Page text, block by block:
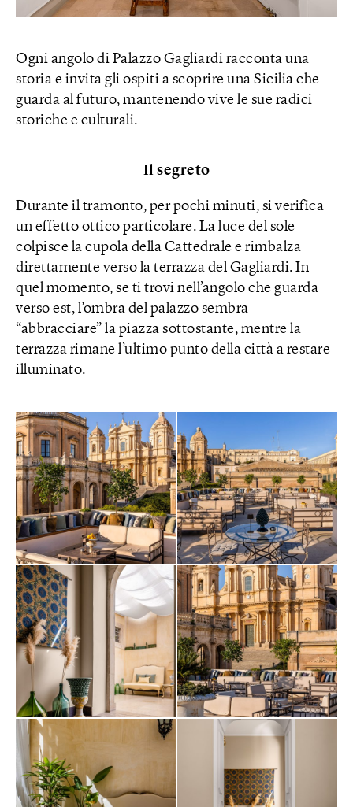
Ogni angolo di Palazzo Gagliardi racconta una
storia e invita gli ospiti a scoprire una Sicilia che
guarda al futuro, mantenendo vive le sue radici
storiche e culturali.
Il segreto
Durante il tramonto, per pochi minuti, si verifica
un effetto ottico particolare. La luce del sole
colpisce la cupola della Cattedrale e rimbalza
direttamente verso la terrazza del Gagliardi. In
quel momento, se ti trovi nell’angolo che guarda
verso est, l’ombra del palazzo sembra
“abbracciare” la piazza sottostante, mentre la
terrazza rimane l’ultimo punto della città a restare
illuminato.